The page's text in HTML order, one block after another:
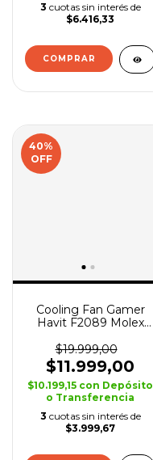
3 cuotas sin interés de
$6.416,33
COMPRAR
40%
OFF
Cooling Fan Gamer
Havit F2089 Molex
$19.999,00
$11.999,00
$10.199,15 con Depósito
o Transferencia
3 cuotas sin interés de
$3.999,67